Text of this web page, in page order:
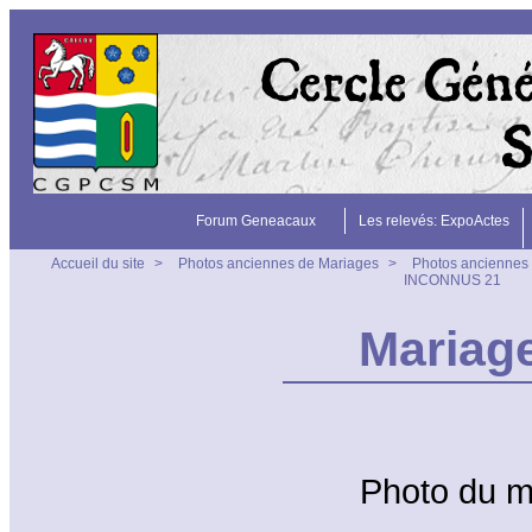
Forum Geneacaux Les relevés: ExpoActes
Accueil du site > Photos anciennes de Mariages >
Photos
INCONNUS 21
Photo du